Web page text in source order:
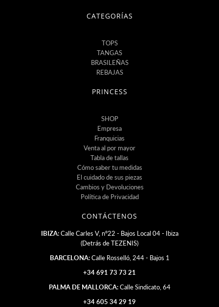
CATEGORÍAS
TOPS
TANGAS
BRASILEÑAS
REBAJAS
PRINCESS
SHOP
Empresa
Franquicias
Venta al por mayor
Tabla de tallas
Cómo saber tu medidas
El cuidado de sus piezas
Cambios y Devoluciones
Política de Privacidad
CONTÁCTENOS
IBIZA:Calle Carles V, nº22 - Bajos Local 04 - Ibiza
(Detrás de TEZENIS)
BARCELONA:Calle Rosselló, 244 - Bajos 1
+34 691 73 73 21
PALMA DE MALLORCA:Calle Sindicato, 64
+34 605 34 29 19